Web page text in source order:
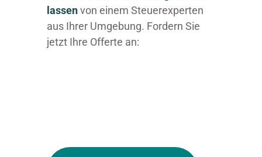
lassenvon einem Steuerexperten
aus Ihrer Umgebung. Fordern Sie
jetzt Ihre Offerte an: